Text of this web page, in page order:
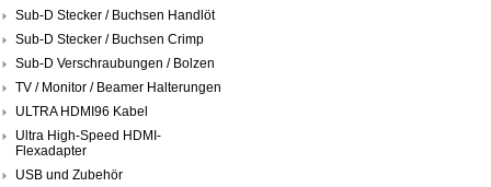
Sub-D Stecker / Buchsen Handlöt
Sub-D Stecker / Buchsen Crimp
Sub-D Verschraubungen / Bolzen
TV / Monitor / Beamer Halterungen
ULTRA HDMI96 Kabel
Ultra High-Speed HDMI-
Flexadapter
USB und Zubehör